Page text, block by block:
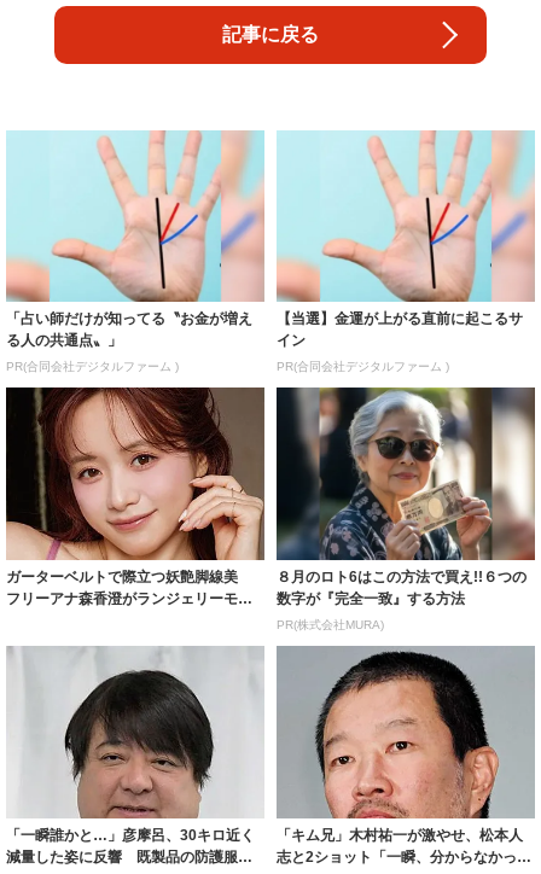
記事に戻る
「占い師だけが知ってる〝お金が増え
る人の共通点〟」
PR(合同会社デジタルファーム )
【当選】金運が上がる直前に起こるサ
イン
PR(合同会社デジタルファーム )
ガーターベルトで際立つ妖艶脚線美
フリーアナ森香澄がランジェリーモデ
８月のロト6はこの方法で買え!!６つの
数字が『完全一致』する方法
PR(株式会社MURA)
「一瞬誰かと…」彦摩呂、30キロ近く
減量した姿に反響 既製品の防護服が
「キム兄」木村祐一が激やせ、松本人
志と2ショット「一瞬、分からなかった